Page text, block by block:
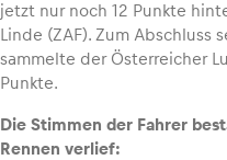
jetzt nur noch 12 Punkte
Linde (ZAF). Zum Abschluss
sammelte der Österreicher
Punkte.
Die Stimmen der Fahrer
Rennen verlief: